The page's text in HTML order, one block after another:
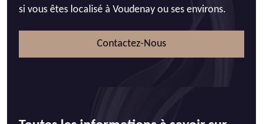
si vous êtes localisé à Voudenay ou ses environs.
Contactez-Nous